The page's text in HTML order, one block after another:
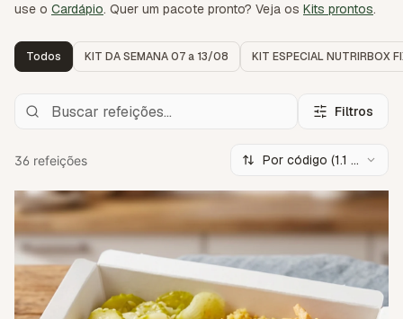
use o Cardápio. Quer um pacote pronto? Veja os Kits prontos.
Todos KIT DA SEMANA 07 a 13/08 KIT ESPECIAL NUTRIRBOX
Filtros
36 refeições
Por código (1.1 →
1.1